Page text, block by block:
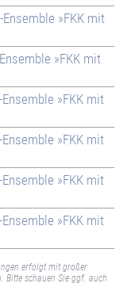
»FKK mit
»FKK mit
»FKK mit
»FKK mit
»FKK mit
»FKK mit
erfolgt mit großer
Bitte schauen Sie ggf. auch